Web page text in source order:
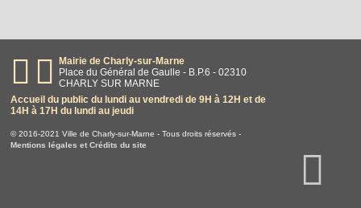
Mairie de Charly-sur-Marne
Place du Général de Gaulle - B.P.6 - 02310
CHARLY SUR MARNE
Accueil du public du lundi au vendredi de 9H à 12H et de
14H à 17H du lundi au jeudi
© 2016-2021 Ville de Charly-sur-Marne - Tous droits réservés -
Mentions légales et Crédits du site